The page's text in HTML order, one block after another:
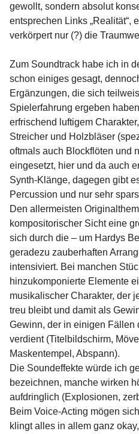
gewollt, sondern absolut
entsprechen Links „Realität“,
verkörpert nur (?) die
Zum Soundtrack habe ich in
schon einiges gesagt,
Ergänzungen, die sich
Spielerfahrung ergeben
erfrischend luftigem
Streicher und Holzbläser
oftmals auch Blockflöten und
eingesetzt, hier und da auch
Synth-Klänge, dagegen gibt
Percussion und nur sehr
Den allermeisten
kompositorischer Sicht eine
sich durch die – um Hardys
geradezu zauberhaften
intensiviert. Bei manchen
hinzukomponierte Elemente
musikalischer Charakter, der
treu bleibt und damit als
Gewinn, der in einigen Fällen
verdient (Titelbildschirm,
Maskentempel, Abspann).
Die Soundeffekte würde ich
bezeichnen, manche wirken
aufdringlich (Explosionen,
Beim Voice-Acting mögen
klingt alles in allem ganz